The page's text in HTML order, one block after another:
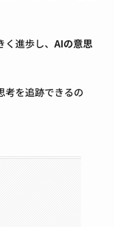
進歩し、 AIの意思
考を追跡できるの